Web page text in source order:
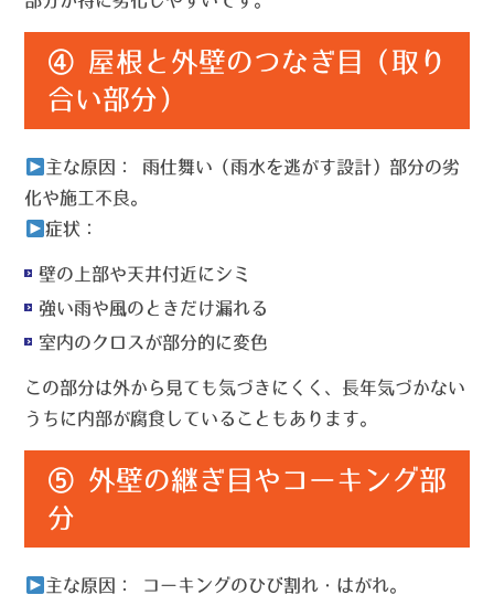
④ 屋根と外壁のつなぎ目（取り
合い部分）
主な原因：
雨仕舞い（雨水を逃がす設計）部分の劣
化や施工不良。
症状：
壁の上部や天井付近にシミ
強い雨や風のときだけ漏れる
室内のクロスが部分的に変色
この部分は外から見ても気づきにくく、長年気づかない
うちに内部が腐食していることもあります。
⑤ 外壁の継ぎ目やコーキング部
分
主な原因：
コーキングのひび割れ・はがれ。